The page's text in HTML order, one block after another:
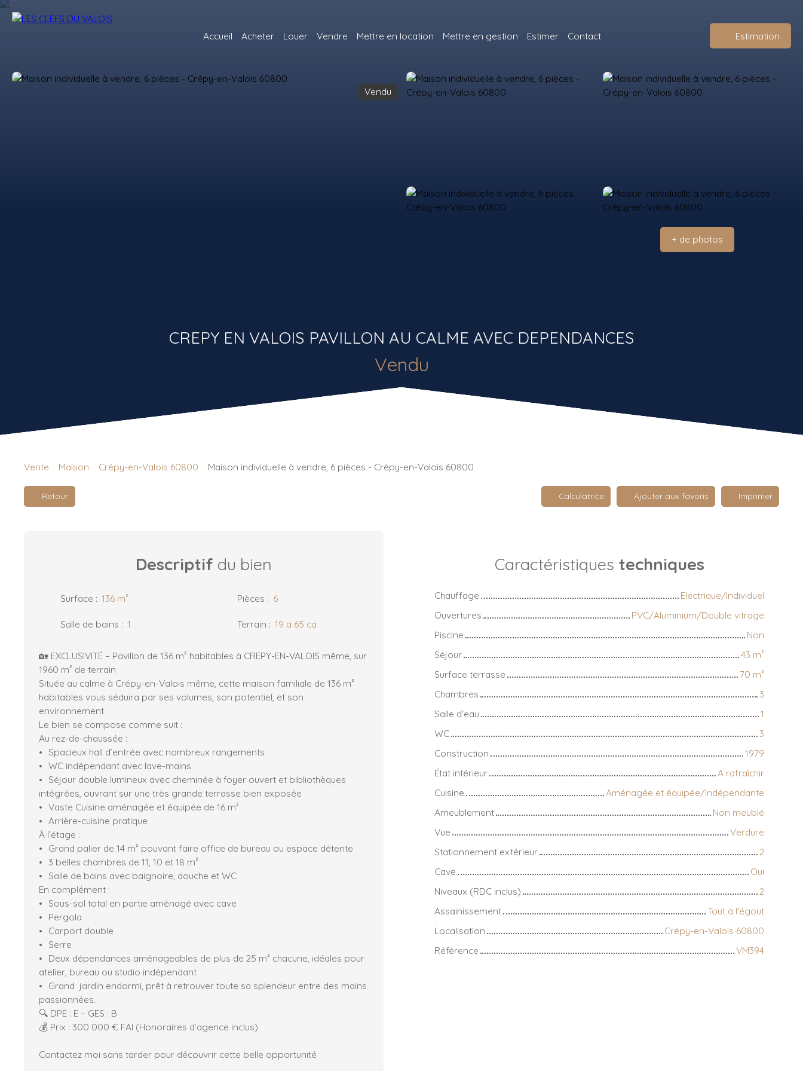
Accueil Acheter Louer Vendre Mettre en location Mettre en gestion Estimer Contact Estimation
Vendu
+ de photos
CREPY EN VALOIS PAVILLON AU CALME AVEC DEPENDANCES
Vendu
Vente Maison Crépy-en-Valois 60800 Maison individuelle à vendre, 6 pièces - Crépy-en-Valois 60800
Retour Calculatrice Ajouter aux favoris Imprimer
Descriptif du bien
Surface : 136 m² Pièces : 6
Salle de bains : 1 Terrain : 19 a 65 ca
🏡 EXCLUSIVITÉ – Pavillon de 136 m² habitables à CREPY-EN-VALOIS même, sur
1960 m² de terrain
Située au calme à Crépy-en-Valois même, cette maison familiale de 136 m²
habitables vous séduira par ses volumes, son potentiel, et son
environnement
Le bien se compose comme suit :
Au rez-de-chaussée :
Spacieux hall d’entrée avec nombreux rangements
WC indépendant avec lave-mains
Séjour double lumineux avec cheminée à foyer ouvert et bibliothèques
intégrées, ouvrant sur une très grande terrasse bien exposée
Vaste Cuisine aménagée et équipée de 16 m²
Arrière-cuisine pratique
À l’étage :
Grand palier de 14 m² pouvant faire office de bureau ou espace détente
3 belles chambres de 11, 10 et 18 m²
Salle de bains avec baignoire, douche et WC
En complément :
Sous-sol total en partie aménagé avec cave
Pergola
Carport double
Serre
Deux dépendances aménageables de plus de 25 m² chacune, idéales pour
atelier, bureau ou studio indépendant
Grand jardin endormi, prêt à retrouver toute sa splendeur entre des mains
passionnées.
🔍 DPE : E – GES : B
💰 Prix : 300 000 € FAI (Honoraires d’agence inclus)
Contactez moi sans tarder pour découvrir cette belle opportunité
Caractéristiques techniques
Chauffage
Electrique/Individuel
Ouvertures
PVC/Aluminium/Double vitrage
Piscine
Non
Séjour
43 m²
Surface terrasse
70 m²
Chambres
3
Salle d'eau
1
WC
3
Construction
1979
État intérieur
A rafraîchir
Cuisine
Aménagée et équipée/Indépendante
Ameublement
Non meublé
Vue
Verdure
Stationnement extérieur
2
Cave
Oui
Niveaux (RDC inclus)
2
Assainissement
Tout à l'égout
Localisation
Crépy-en-Valois 60800
Référence
VM394